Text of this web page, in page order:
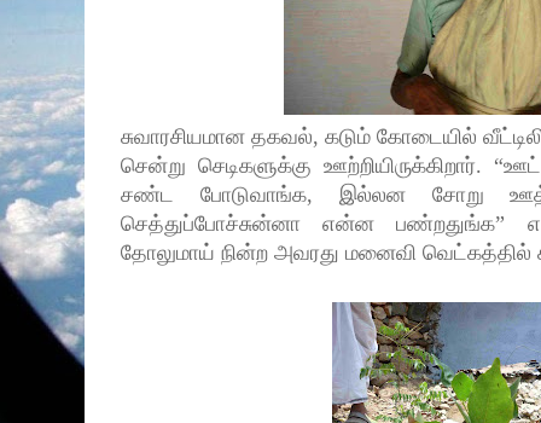
சுவாரசியமான தகவல், கடும் கோடையில்
சென்று செடிகளுக்கு ஊற்றியிருக்கிறார்.
சண்ட போடுவாங்க, இல்லன சோறு
செத்துப்போச்சுன்னா என்ன பண்றதுங்க”
தோலுமாய் நின்ற அவரது மனைவி வெட்கத்தில்